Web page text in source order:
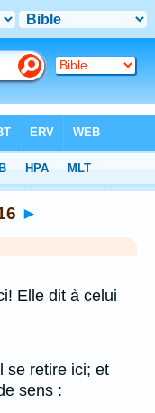
►
Elle dit à celui
se retire ici; et
sens :